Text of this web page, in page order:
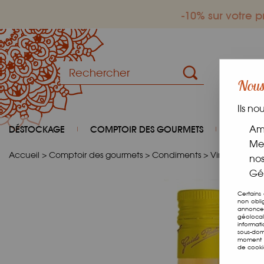
-10% sur votre
DÉSTOCKAGE COMPTOIR DES GOURMETS COIN
Accueil > Comptoir des gourmets > Condiments > Vinaigres >
Ils
Certains
non
sous-
moment
de